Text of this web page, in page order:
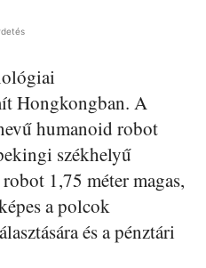
Hongkongban. A
humanoid robot
székhelyű
1,75 méter magas,
a polcok
és a pénztári